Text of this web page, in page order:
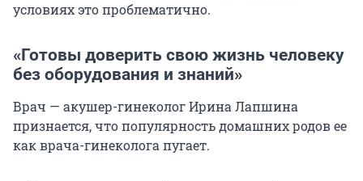
условиях это проблематично.
«Готовы доверить свою жизнь человеку
без оборудования и знаний»
Врач — акушер-гинеколог Ирина Лапшина
признается, что популярность домашних родов ее
как врача-гинеколога пугает.